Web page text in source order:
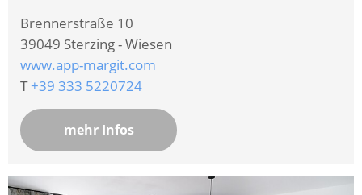
Brennerstraße 10
39049 Sterzing - Wiesen
www.app-margit.com
T+39 333 5220724
mehr Infos